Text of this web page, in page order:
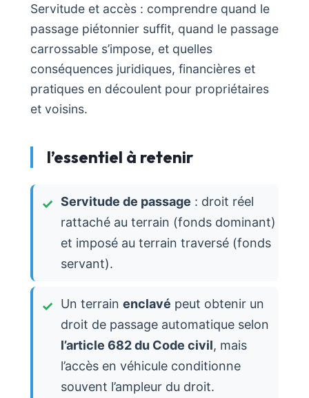
Servitude et accès : comprendre quand le
passage piétonnier suffit, quand le passage
carrossable s’impose, et quelles
conséquences juridiques, financières et
pratiques en découlent pour propriétaires
et voisins.
l’essentiel à retenir
Servitude de passage : droit réel
rattaché au terrain (fonds dominant)
et imposé au terrain traversé (fonds
servant).
Un terrain enclavé peut obtenir un
droit de passage automatique selon
l’article 682 du Code civil, mais
l’accès en véhicule conditionne
souvent l’ampleur du droit.